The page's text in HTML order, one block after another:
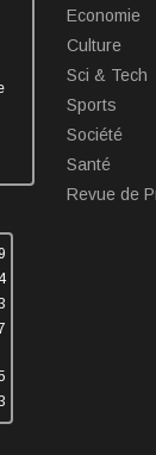
Economie
Culture
Sci & Tech
Sports
Société
Santé
Revue de